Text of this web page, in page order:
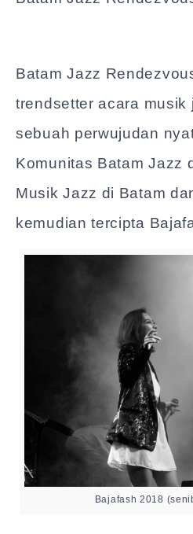
Batam Jazz
trendsetter acara musik
sebuah perwujudan
Komunitas Batam Jazz
Musik Jazz di Batam
kemudian tercipta
Bajafash 2018